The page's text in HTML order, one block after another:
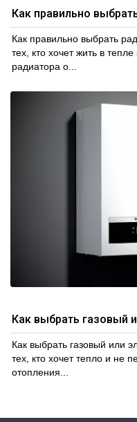
Как правильно
Как правильно выбрать
тех, кто хочет жить в
радиатора о...
Как выбрать газовый
Как выбрать газовый или
тех, кто хочет тепло и не
отопления...